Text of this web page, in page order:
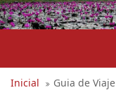
Inicial Guia de Viaje